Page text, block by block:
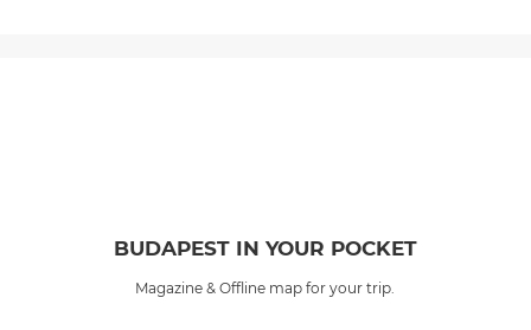
BUDAPEST IN YOUR POCKET
Magazine & Offline map for your trip.